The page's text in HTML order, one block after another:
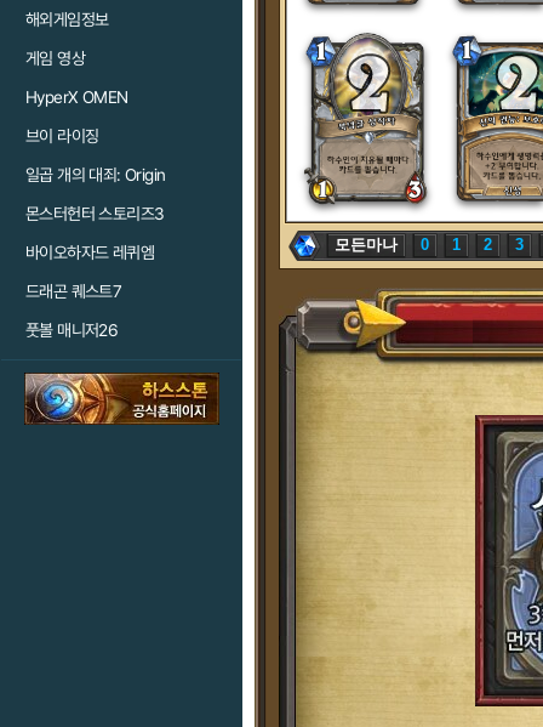
해외게임정보
게임 영상
HyperX OMEN
브이 라이징
일곱 개의 대죄: Origin
몬스터헌터 스토리즈3
바이오하자드 레퀴엠
드래곤 퀘스트7
풋볼 매니저26
모든마나 0 1 2 3